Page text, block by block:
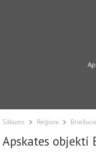
Sākums Reģioni
Apskates objekti